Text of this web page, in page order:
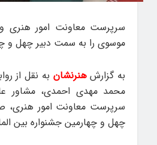
سرپرست معاونت امور هنری
موسوی را به سمت دبیر چهل‌ و
به گزارشهنرنشان به نقل از
محمد مهدی احمدی، مشاور
سرپرست معاونت امور هنری،
چهل و چهارمین جشنواره بین